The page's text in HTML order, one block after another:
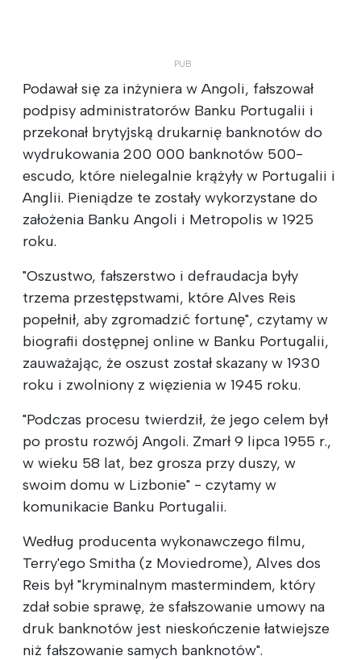
Podawał się za inżyniera w Angoli, fałszował
podpisy administratorów Banku Portugalii i
przekonał brytyjską drukarnię banknotów do
wydrukowania 200 000 banknotów 500-
escudo, które nielegalnie krążyły w Portugalii i
Anglii. Pieniądze te zostały wykorzystane do
założenia Banku Angoli i Metropolis w 1925
roku.
"Oszustwo, fałszerstwo i defraudacja były
trzema przestępstwami, które Alves Reis
popełnił, aby zgromadzić fortunę", czytamy w
biografii dostępnej online w Banku Portugalii,
zauważając, że oszust został skazany w 1930
roku i zwolniony z więzienia w 1945 roku.
"Podczas procesu twierdził, że jego celem był
po prostu rozwój Angoli. Zmarł 9 lipca 1955 r.,
w wieku 58 lat, bez grosza przy duszy, w
swoim domu w Lizbonie" - czytamy w
komunikacie Banku Portugalii.
Według producenta wykonawczego filmu,
Terry'ego Smitha (z Moviedrome), Alves dos
Reis był "kryminalnym mastermindem, który
zdał sobie sprawę, że sfałszowanie umowy na
druk banknotów jest nieskończenie łatwiejsze
niż fałszowanie samych banknotów".